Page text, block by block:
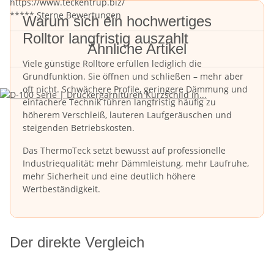
Warum sich ein hochwertiges
Rolltor langfristig auszahlt
Viele günstige Rolltore erfüllen lediglich die
Grundfunktion. Sie öffnen und schließen – mehr aber
oft nicht. Schwächere Profile, geringere Dämmung und
einfachere Technik führen langfristig häufig zu
höherem Verschleiß, lauteren Laufgeräuschen und
steigenden Betriebskosten.
Das ThermoTeck setzt bewusst auf professionelle
Industriequalität: mehr Dämmleistung, mehr Laufruhe,
mehr Sicherheit und eine deutlich höhere
Wertbeständigkeit.
Der direkte Vergleich
https://www.teckentrup.biz/
***** Sterne Bewertungen
Ähnliche Artikel